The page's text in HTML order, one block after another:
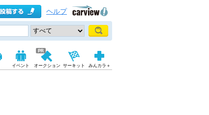
ヘルプ
イベント オークション サーキット みんカラ＋